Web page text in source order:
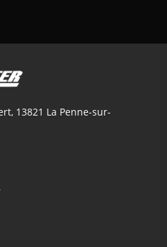
13821 La Penne-sur-